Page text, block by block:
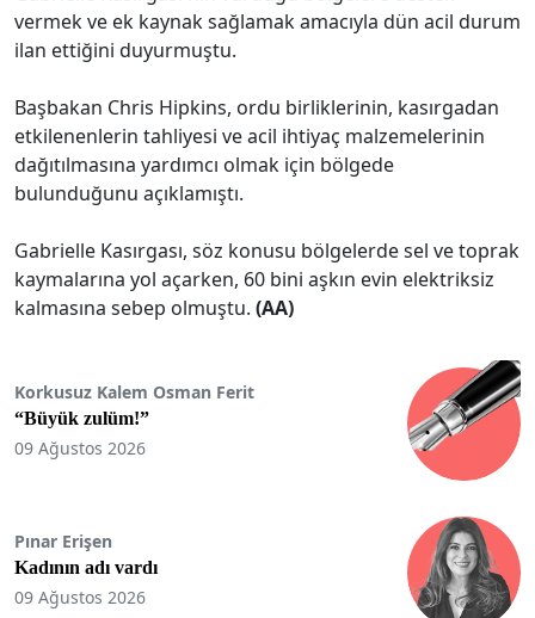
vermek ve ek kaynak sağlamak amacıyla dün acil durum
ilan ettiğini duyurmuştu.
Başbakan Chris Hipkins, ordu birliklerinin, kasırgadan
etkilenenlerin tahliyesi ve acil ihtiyaç malzemelerinin
dağıtılmasına yardımcı olmak için bölgede
bulunduğunu açıklamıştı.
Gabrielle Kasırgası, söz konusu bölgelerde sel ve toprak
kaymalarına yol açarken, 60 bini aşkın evin elektriksiz
kalmasına sebep olmuştu. (AA)
Korkusuz Kalem Osman Ferit
“Büyük zulüm!”
09 Ağustos 2026
Pınar Erişen
Kadının adı vardı
09 Ağustos 2026